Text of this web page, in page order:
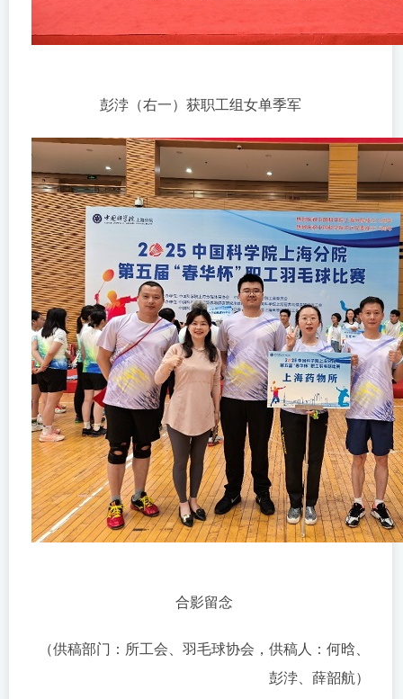
彭浡（右一）获职工组女单季军
合影留念
（供稿部门：所工会、羽毛球协会，供稿人：何晗、
彭浡、薛韶航）